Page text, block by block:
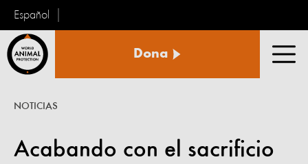
Español
Animal
Dona
Acabando con el sacrificio
NOTICIAS